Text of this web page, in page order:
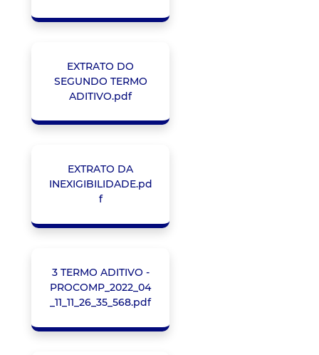
EXTRATO DO
SEGUNDO TERMO
ADITIVO.pdf
EXTRATO DA
INEXIGIBILIDADE.pd
f
3 TERMO ADITIVO -
PROCOMP_2022_04
_11_11_26_35_568.pdf